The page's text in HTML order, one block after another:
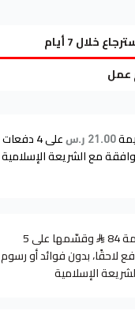
21.00 ر.س على4دفعات
مع الشريعة الإسلامية
وقسّمها على 5
لاحقًا، بدون فوائد أو رسوم
الإسلامية